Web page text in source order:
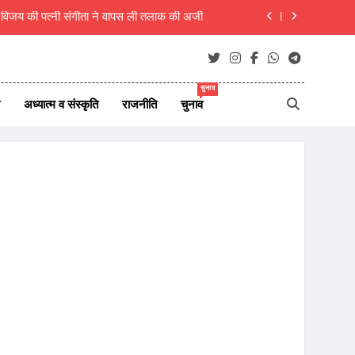
की पत्नी संगीता ने वापस ली तलाक की अर्जी
ही राष्ट्र का असली निर्माता- रचना गुप्ता
कार, एक ही परिवार के 5 लोगों की मौत, 1 लापता
अध्यात्म व संस्कृति राजनीति चुनाव
चुनाव